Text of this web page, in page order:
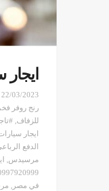
22/03/2023
رنج روفر
للزفاف
ايجار
الدفع
مرسيدس
في مصر